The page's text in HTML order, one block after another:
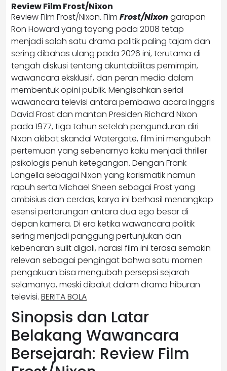
Review Film Frost/Nixon
Review Film Frost/Nixon. Film Frost/Nixon garapan
Ron Howard yang tayang pada 2008 tetap
menjadi salah satu drama politik paling tajam dan
sering dibahas ulang pada 2026 ini, terutama di
tengah diskusi tentang akuntabilitas pemimpin,
wawancara eksklusif, dan peran media dalam
membentuk opini publik. Mengisahkan serial
wawancara televisi antara pembawa acara Inggris
David Frost dan mantan Presiden Richard Nixon
pada 1977, tiga tahun setelah pengunduran diri
Nixon akibat skandal Watergate, film ini mengubah
pertemuan yang sebenarnya kaku menjadi thriller
psikologis penuh ketegangan. Dengan Frank
Langella sebagai Nixon yang karismatik namun
rapuh serta Michael Sheen sebagai Frost yang
ambisius dan cerdas, karya ini berhasil menangkap
esensi pertarungan antara dua ego besar di
depan kamera. Di era ketika wawancara politik
sering menjadi panggung pertunjukan dan
kebenaran sulit digali, narasi film ini terasa semakin
relevan sebagai pengingat bahwa satu momen
pengakuan bisa mengubah persepsi sejarah
selamanya, meski dibalut dalam drama hiburan
televisi. BERITA BOLA
Sinopsis dan Latar
Belakang Wawancara
Bersejarah: Review Film